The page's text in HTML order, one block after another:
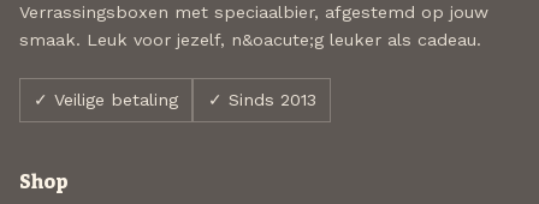
Verrassingsboxen met speciaalbier, afgestemd op jouw
smaak. Leuk voor jezelf, n&oacute;g leuker als cadeau.
✓ Veilige betaling ✓ Sinds 2013
Shop